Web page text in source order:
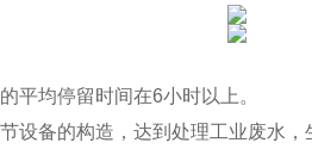
平均停留时间在6小时以上。
设备的构造，达到处理工业废水，